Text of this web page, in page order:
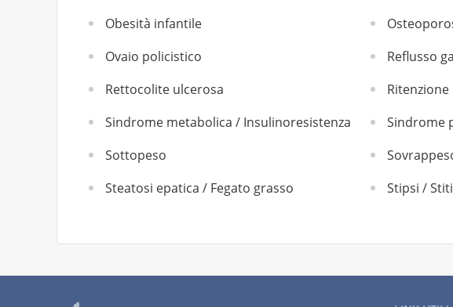
Obesità infantile
Ovaio policistico
Reflusso
Rettocolite ulcerosa
Sindrome metabolica / Insulinoresistenza
Sindrome
Sottopeso
Steatosi epatica / Fegato grasso
Stipsi /